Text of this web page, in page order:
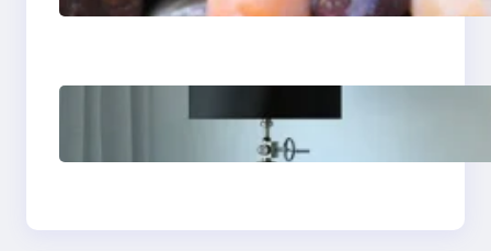
przewodnik po
psychodynamiczna w
Bydgoszczy — jak